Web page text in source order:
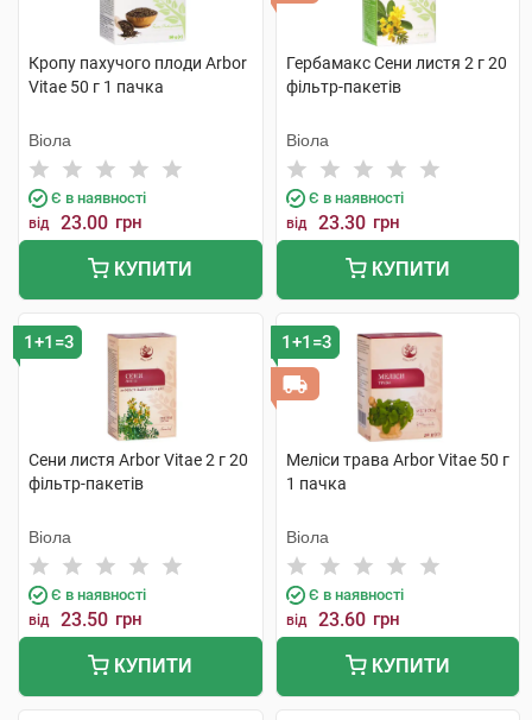
Кропу пахучого плоди Arbor
Vitae 50 г 1 пачка
Віола
Є в наявності
від 23.00 грн
КУПИТИ
Гербамакс Сени листя 2 г 20
фільтр-пакетів
Віола
Є в наявності
від 23.30 грн
КУПИТИ
1+1=3
Сени листя Arbor Vitae 2 г 20
фільтр-пакетів
Віола
Є в наявності
від 23.50 грн
КУПИТИ
1+1=3
Меліси трава Arbor Vitae 50 г
1 пачка
Віола
Є в наявності
від 23.60 грн
КУПИТИ